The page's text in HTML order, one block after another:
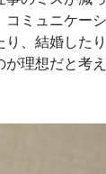
コミュニケー
、結婚した
理想だと考え